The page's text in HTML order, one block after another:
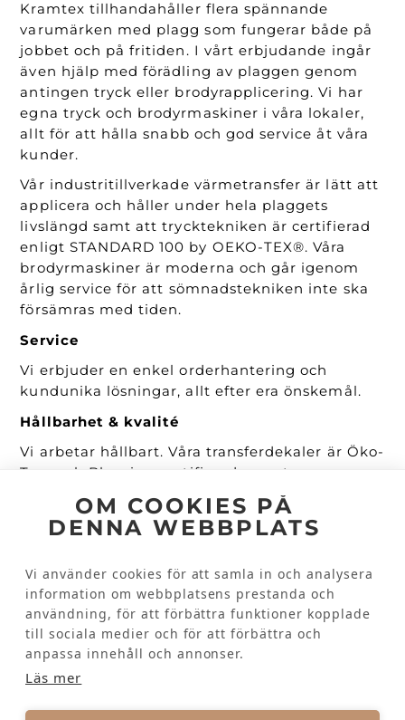
OM COOKIES PÅ
DENNA WEBBPLATS
Vi använder cookies för att samla in och analysera
information om webbplatsens prestanda och
användning, för att förbättra funktioner kopplade
till sociala medier och för att förbättra och
anpassa innehåll och annonser.
Läs mer
Kramtex tillhandahåller flera spännande
varumärken med plagg som fungerar både på
jobbet och på fritiden. I vårt erbjudande ingår
även hjälp med förädling av plaggen genom
antingen tryck eller brodyrapplicering. Vi har
egna tryck och brodyrmaskiner i våra lokaler,
allt för att hålla snabb och god service åt våra
kunder.
Vår industritillverkade värmetransfer är lätt att
applicera och håller under hela plaggets
livslängd samt att trycktekniken är certifierad
enligt STANDARD 100 by OEKO-TEX®. Våra
brodyrmaskiner är moderna och går igenom
årlig service för att sömnadstekniken inte ska
försämras med tiden.
Service
Vi erbjuder en enkel orderhantering och
kundunika lösningar, allt efter era önskemål.
Hållbarhet & kvalité
Vi arbetar hållbart. Våra transferdekaler är Öko-
Tex- och Bluesign certifierade samt
PVC/Ftalatfria. De är mjuka, anpassningsbara
och tål många gånger både industritvätt och
torktumling.
Snabba leveranser
Vi lagerhåller våra kunders transferdekaler
utan extra kostnad och kan därför
tillhandahålla en repeatorder snabbt och
effektivt.
BE OM OFFERT